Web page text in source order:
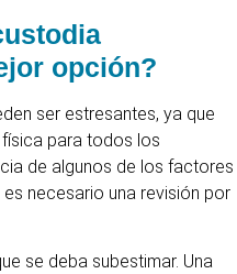
opción?
ser estresantes, ya que
para todos los
de algunos de los factores
necesario una revisión por
se deba subestimar. Una